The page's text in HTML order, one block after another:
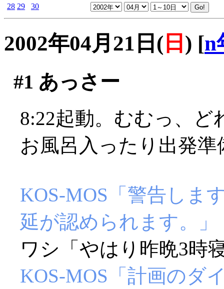
28 29 30
2002年04月21日( 日 ) [n
#1 あっさー
8:22起動。むむっ、
お風呂入ったり出発準
KOS-MOS「警告しま
延が認められます。」
ワシ「やはり昨晩3時
KOS-MOS「計画のダ